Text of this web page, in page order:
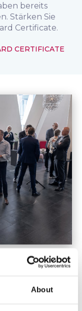
About
bereits
Stärken Sie
Certificate.
CERTIFICATE